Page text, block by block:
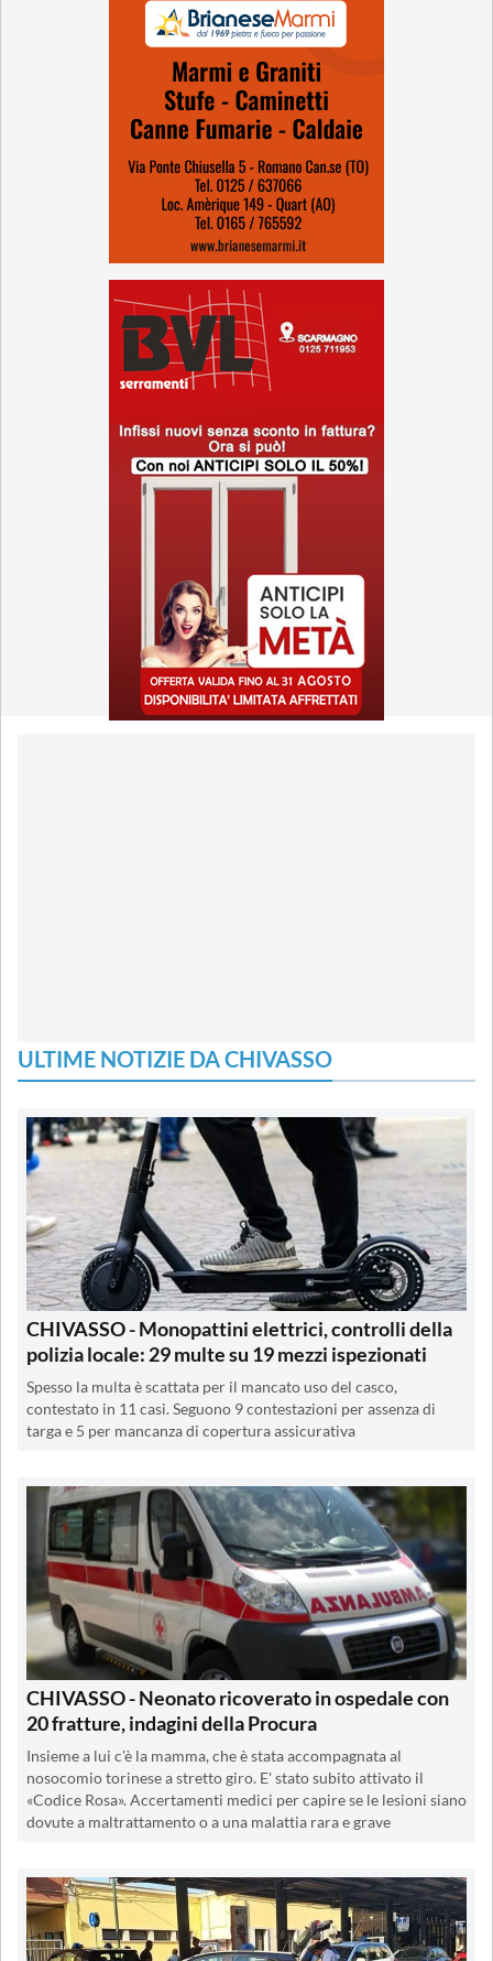
ULTIME NOTIZIE DA CHIVASSO
CHIVASSO - Monopattini elettrici, controlli della
polizia locale: 29 multe su 19 mezzi ispezionati
Spesso la multa è scattata per il mancato uso del casco,
contestato in 11 casi. Seguono 9 contestazioni per assenza di
targa e 5 per mancanza di copertura assicurativa
CHIVASSO - Neonato ricoverato in ospedale con
20 fratture, indagini della Procura
Insieme a lui c'è la mamma, che è stata accompagnata al
nosocomio torinese a stretto giro. E' stato subito attivato il
«Codice Rosa». Accertamenti medici per capire se le lesioni siano
dovute a maltrattamento o a una malattia rara e grave